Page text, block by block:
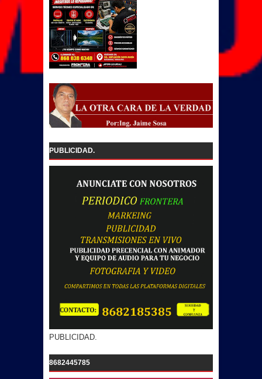
PUBLICIDAD.
PUBLICIDAD.
8682445785